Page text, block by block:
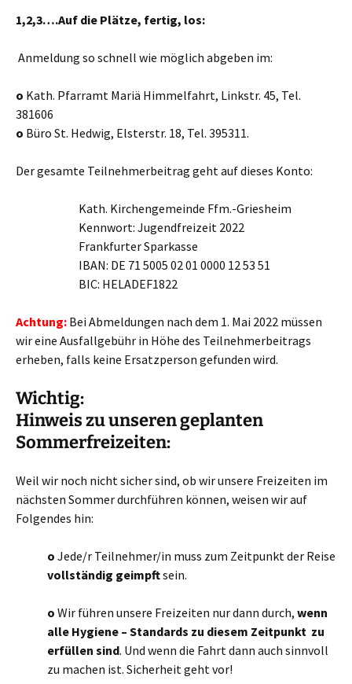
1,2,3….Auf die Plätze, fertig, los:
Anmeldung so schnell wie möglich abgeben im:
o Kath. Pfarramt Mariä Himmelfahrt, Linkstr. 45, Tel.
381606
o Büro St. Hedwig, Elsterstr. 18, Tel. 395311.
Der gesamte Teilnehmerbeitrag geht auf dieses Konto:
Kath. Kirchengemeinde Ffm.-Griesheim
Kennwort: Jugendfreizeit 2022
Frankfurter Sparkasse
IBAN: DE 71 5005 02 01 0000 12 53 51
BIC: HELADEF1822
Achtung: Bei Abmeldungen nach dem 1. Mai 2022 müssen
wir eine Ausfallgebühr in Höhe des Teilnehmerbeitrags
erheben, falls keine Ersatzperson gefunden wird.
Wichtig:
Hinweis zu unseren geplanten
Sommerfreizeiten:
Weil wir noch nicht sicher sind, ob wir unsere Freizeiten im
nächsten Sommer durchführen können, weisen wir auf
Folgendes hin:
o Jede/r Teilnehmer/in muss zum Zeitpunkt der Reise
vollständig geimpftsein.
o Wir führen unsere Freizeiten nur dann durch, wenn
alle Hygiene – Standards zu diesem Zeitpunkt zu
erfüllen sind. Und wenn die Fahrt dann auch sinnvoll
zu machen ist. Sicherheit geht vor!